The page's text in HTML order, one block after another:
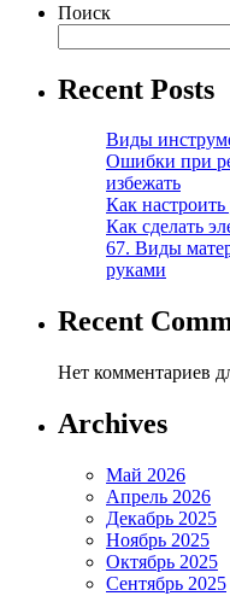
Поиск
Recent Posts
Виды
Ошибки при
избежать
Как
Как сделать
67. Виды
руками
Recent
Нет комментариев
Archives
Май 2026
Апрель 2026
Декабрь 2025
Ноябрь 2025
Октябрь 2025
Сентябрь 2025